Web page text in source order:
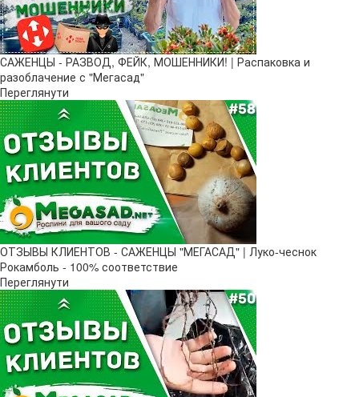
САЖЕНЦЫ - РАЗВОД, ФЕЙК, МОШЕННИКИ! | Распаковка и
разоблачение с "Мегасад"
Переглянути
ОТЗЫВЫ КЛИЕНТОВ - САЖЕНЦЫ "МЕГАСАД" | Луко-чеснок
Рокамболь - 100% соответствие
Переглянути